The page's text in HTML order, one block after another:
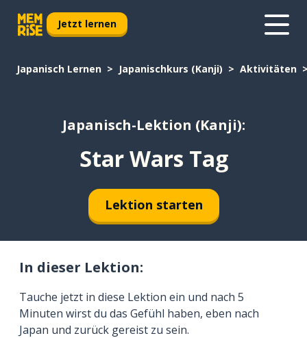
Jetzt lernen
Japanisch Lernen Japanischkurs (Kanji) Aktivitäten
Japanisch-Lektion (Kanji):
Star Wars Tag
Lektion starten
In dieser Lektion:
Tauche jetzt in diese Lektion ein und nach 5
Minuten wirst du das Gefühl haben, eben nach
Japan und zurück gereist zu sein.